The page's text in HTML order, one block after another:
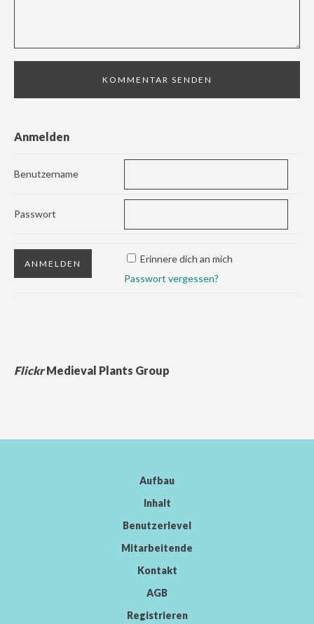
Anmelden
Benutzername
Passwort
Erinnere dich an mich
Passwort vergessen?
FlickrMedieval Plants Group
Aufbau
Inhalt
Benutzerlevel
Mitarbeitende
Kontakt
AGB
Registrieren